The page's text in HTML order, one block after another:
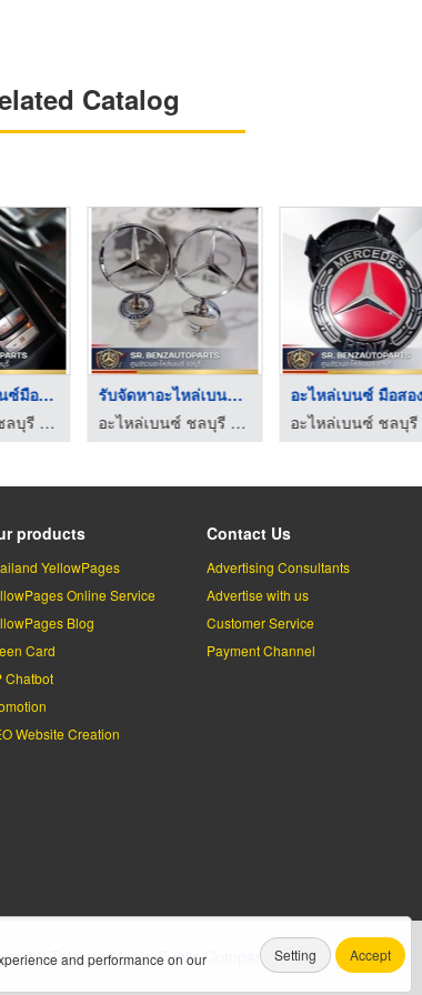
Catalog
ร้านอะไหล่เบนซ์มือสอ ...
อะไหล่เบนซ์ ชลบุรี - เบนซ์ศิริ
รับจัดหาอะไหล่เบนซ์แ ...
อะไหล่เบนซ์ ชลบุรี - เบนซ์ศิริ
products
YellowPages
Online Service
Blog
Card
Chatbot
Website Creation
Contact Us
Advertising Consultants
Advertise with us
Customer Service
Payment Channel
byTeleinfo Media Public Company Limited.
and performance on our
Setting Accept